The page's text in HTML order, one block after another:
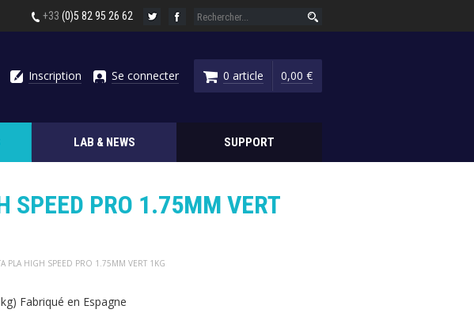
+33 (0)5 82 95 26 62
Inscription Se connecter 0 article 0,00 €
LAB & NEWS SUPPORT
SPEED PRO 1.75MM VERT
PLA HIGH SPEED PRO 1.75MM VERT 1KG
Fabriqué en Espagne